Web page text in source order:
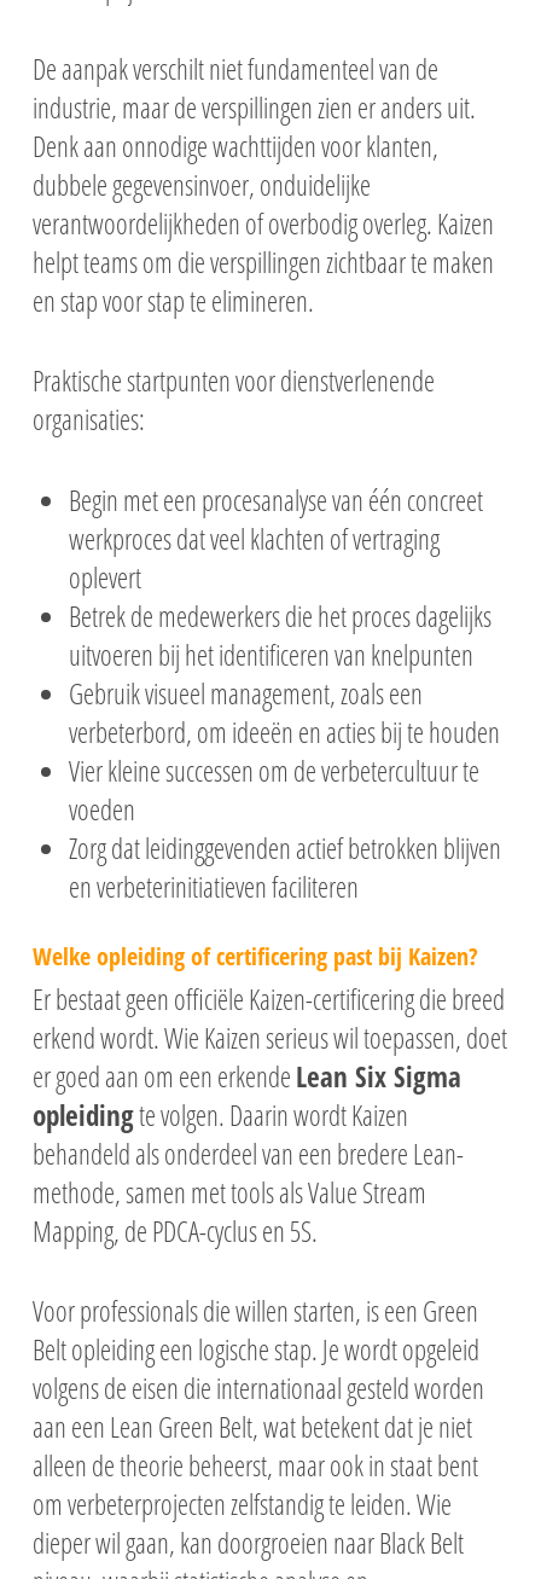
De aanpak verschilt niet fundamenteel van de
industrie, maar de verspillingen zien er anders uit.
Denk aan onnodige wachttijden voor klanten,
dubbele gegevensinvoer, onduidelijke
verantwoordelijkheden of overbodig overleg. Kaizen
helpt teams om die verspillingen zichtbaar te maken
en stap voor stap te elimineren.
Praktische startpunten voor dienstverlenende
organisaties:
Begin met een procesanalyse van één concreet
werkproces dat veel klachten of vertraging
oplevert
Betrek de medewerkers die het proces dagelijks
uitvoeren bij het identificeren van knelpunten
Gebruik visueel management, zoals een
verbeterbord, om ideeën en acties bij te houden
Vier kleine successen om de verbetercultuur te
voeden
Zorg dat leidinggevenden actief betrokken blijven
en verbeterinitiatieven faciliteren
Welke opleiding of certificering past bij Kaizen?
Er bestaat geen officiële Kaizen-certificering die breed
erkend wordt. Wie Kaizen serieus wil toepassen, doet
er goed aan om een erkendeLean Six Sigma
opleidingte volgen. Daarin wordt Kaizen
behandeld als onderdeel van een bredere Lean-
methode, samen met tools als Value Stream
Mapping, de PDCA-cyclus en 5S.
Voor professionals die willen starten, is een Green
Belt opleiding een logische stap. Je wordt opgeleid
volgens de eisen die internationaal gesteld worden
aan een Lean Green Belt, wat betekent dat je niet
alleen de theorie beheerst, maar ook in staat bent
om verbeterprojecten zelfstandig te leiden. Wie
dieper wil gaan, kan doorgroeien naar Black Belt
Online
Zelfstudie
Online
Klassikaal
Online
Lean Six Sigma
Belt-2-Black Belt
Klassikale
Online
Lean Six Sigma
opleiding
Klassikale
Zelfstudie
Operational
Faciliteren
Projectmanagement
Praktijkgericht
Workshops
Masterclasses